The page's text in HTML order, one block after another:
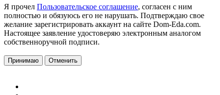
Я прочел Пользовательское соглашение, согласен с ним
полностью и обязуюсь его не нарушать. Подтверждаю свое
желание зарегистрировать аккаунт на сайте Dom-Eda.com.
Настоящее заявление удостоверяю электронным аналогом
собственноручной подписи.
Принимаю Отменить